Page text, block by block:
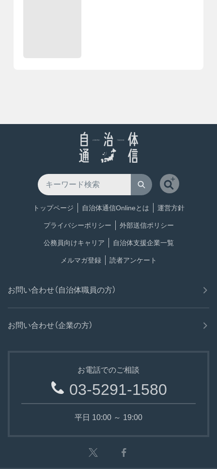
トップページ 自治体通信Onlineとは 運営方針
プライバシーポリシー 外部送信ポリシー
公務員向けキャリア 自治体支援企業一覧
メルマガ登録 読者アンケート
お問い合わせ（自治体職員の方）
お問い合わせ（企業の方）
お電話でのご相談
03-5291-1580
平日 10:00 ～ 19:00